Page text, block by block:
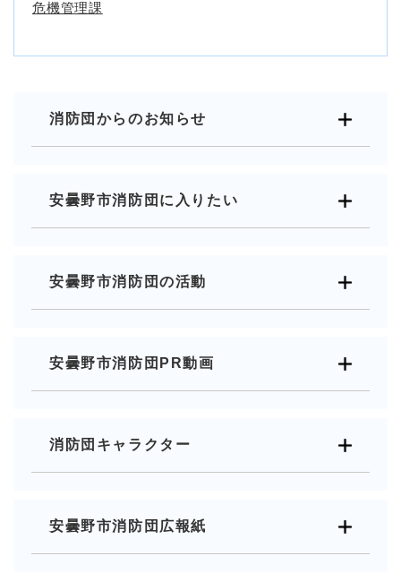
危機管理課
消防団からのお知らせ
安曇野市消防団に入りたい
安曇野市消防団の活動
安曇野市消防団PR動画
消防団キャラクター
安曇野市消防団広報紙